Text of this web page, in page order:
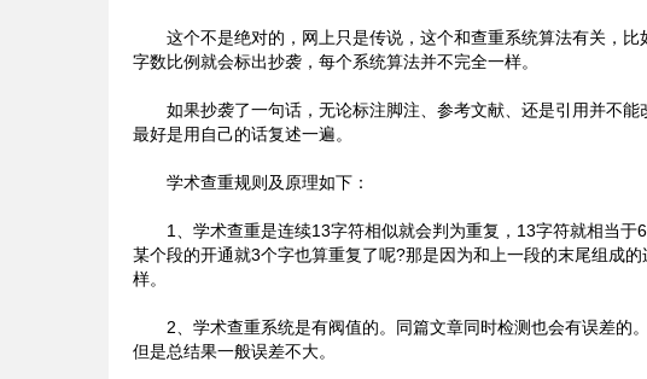
这个不是绝对的，网上只是传说，这个和查重系统算法有关，
字数比例就会标出抄袭，每个系统算法并不完全一样。
如果抄袭了一句话，无论标注脚注、参考文献、还是引用并不能
最好是用自己的话复述一遍。
学术查重规则及原理如下：
1、学术查重是连续13字符相似就会判为重复，13字符就相当
某个段的开通就3个字也算重复了呢?那是因为和上一段的末尾组成
样。
2、学术查重系统是有阀值的。同篇文章同时检测也会有误差的
但是总结果一般误差不大。